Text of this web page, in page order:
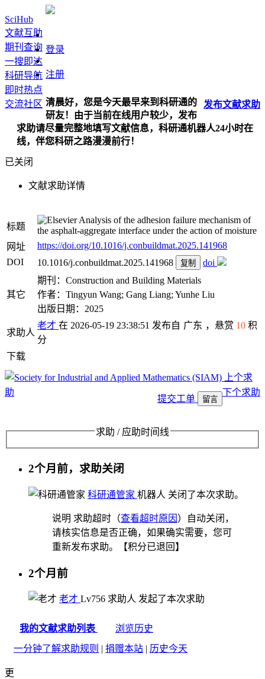
SciHub
文献互助
期刊查询
一搜即达
科研导航
即时热点
交流社区
登录
注册
发布文献求助
清晨好，您是今天最早来到科研通的
研友！由于当前在线用户较少，发布
求助请尽量完整地填写文献信息，科研通机器人24小时在
线，伴您科研之路漫漫前行！
已关闭
文献求助详情
标题
Analysis of the adhesion failure mechanism of
the asphalt-aggregate interface under the action of moisture
网址
https://doi.org/10.1016/j.conbuildmat.2025.141968
DOI
10.1016/j.conbuildmat.2025.141968 复制 doi
其它
期刊：Construction and Building Materials
作者：Tingyun Wang; Gang Liang; Yunhe Liu
出版日期：2025
求助人
老才 在 2026-05-19 23:38:51 发布自 广东 ，悬赏 10 积
分
下载
上个求
助
下个求助
提交工单 留言
求助 / 应助时间线
2个月前，求助关闭
科研通管家 机器人 关闭了本次求助。
说明 求助超时（查看超时原因 ）自动关闭，
请核实信息是否正确，如果确实需要，您可
重新发布求助。【积分已退回】
2个月前
老才 Lv756 求助人 发起了本次求助
我的文献求助列表
浏览历史
一分钟了解求助规则
捐赠本站 历史今天
更